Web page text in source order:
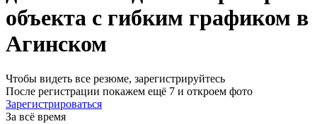
объекта с гибким графиком в
Агинском
Чтобы видеть все резюме, зарегистрируйтесь
После регистрации покажем ещё 7 и откроем фото
Зарегистрироваться
За всё время